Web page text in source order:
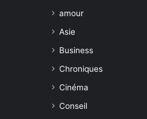
amour
Asie
Business
Chroniques
Cinéma
Conseil